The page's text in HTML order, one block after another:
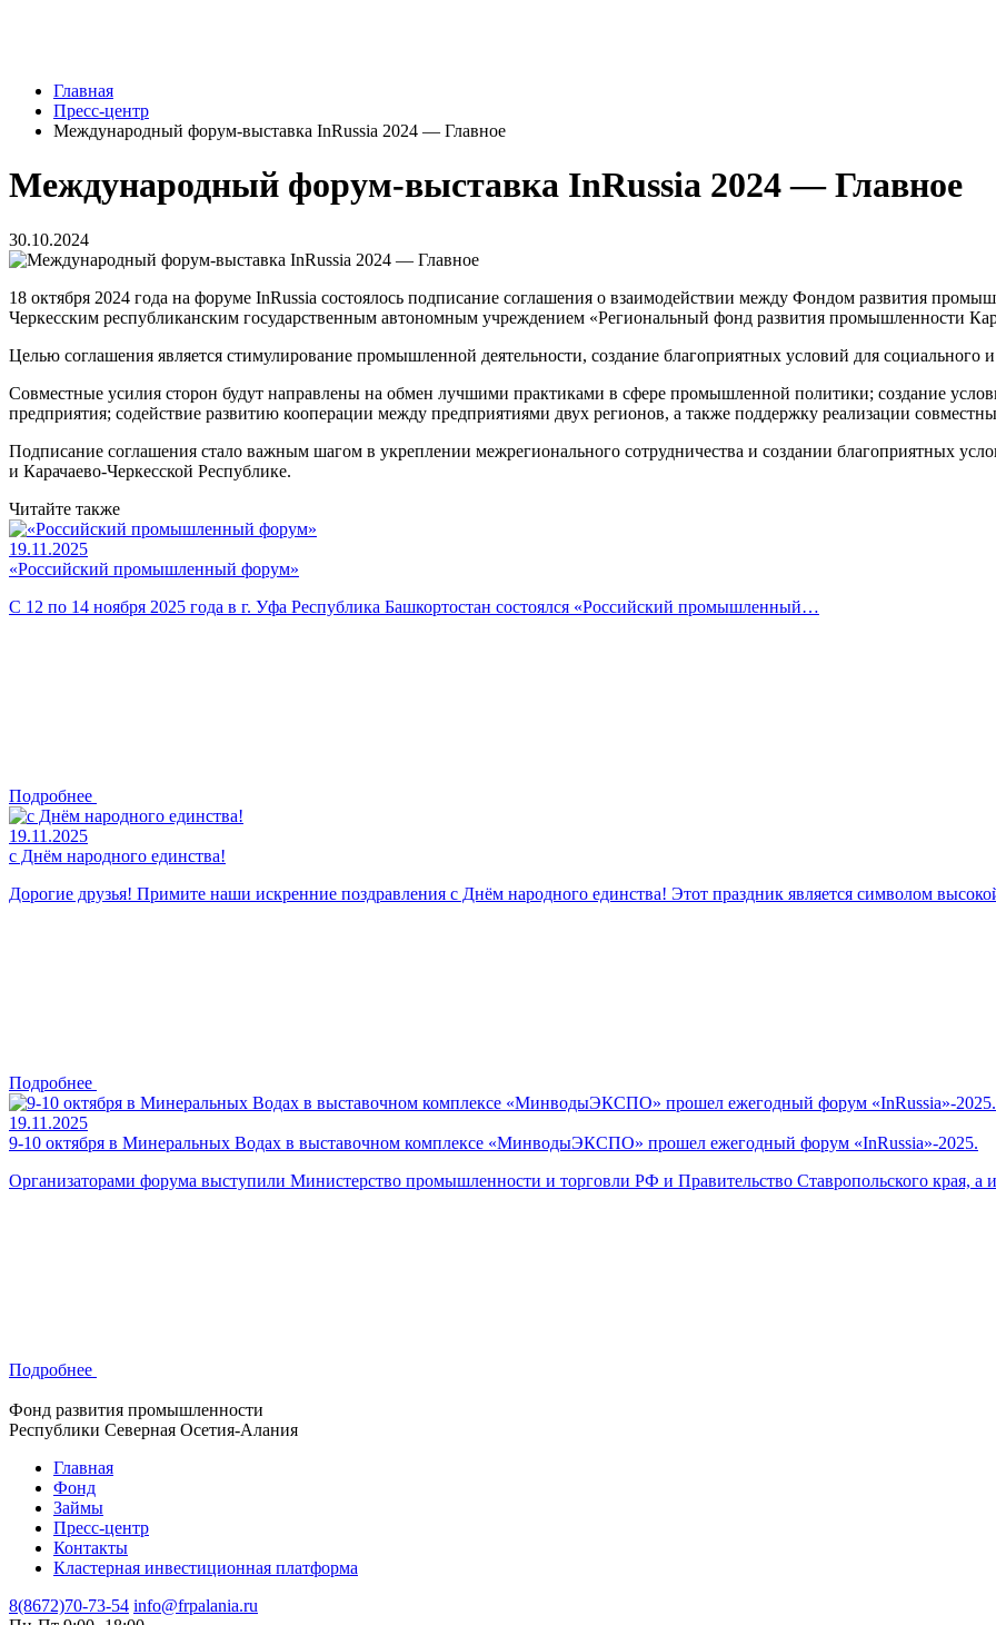
Главная
Пресс-центр
Международный форум-выставка InRussia 2024 — Главное
Международный форум-выставка InRussia 2024 — Главное
30.10.2024
18 октября 2024 года на форуме InRussia состоялось подписание соглашения о взаимодействии между Фондом развития
Черкесским республиканским государственным автономным учреждением «Региональный фонд развития промышленности
Целью соглашения является стимулирование промышленной деятельности, создание благоприятных условий для социального
Совместные усилия сторон будут направлены на обмен лучшими практиками в сфере промышленной политики; создание
предприятия; содействие развитию кооперации между предприятиями двух регионов, а также поддержку реализации
Подписание соглашения стало важным шагом в укреплении межрегионального сотрудничества и создании благоприятных
и Карачаево-Черкесской Республике.
Читайте также
19.11.2025
«Российский промышленный форум»
С 12 по 14 ноября 2025 года в г. Уфа Республика Башкортостан состоялся «Российский промышленный…
Подробнее
19.11.2025
с Днём народного единства!
Дорогие друзья! Примите наши искренние поздравления с Днём народного единства! Этот праздник является символом
Подробнее
19.11.2025
9-10 октября в Минеральных Водах в выставочном комплексе «МинводыЭКСПО» прошел ежегодный форум «InRussia»-2025.
Организаторами форума выступили Министерство промышленности и торговли РФ и Правительство Ставропольского края, а
Подробнее
Фонд развития промышленности
Республики Северная Осетия-Алания
Главная
Фонд
Займы
Пресс-центр
Контакты
Кластерная инвестиционная платформа
8(8672)70-73-54 info@frpalania.ru